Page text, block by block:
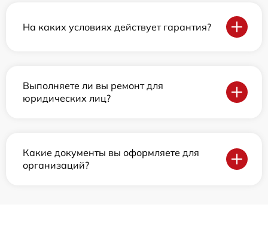
На каких условиях действует гарантия?
Выполняете ли вы ремонт для
юридических лиц?
Какие документы вы оформляете для
организаций?